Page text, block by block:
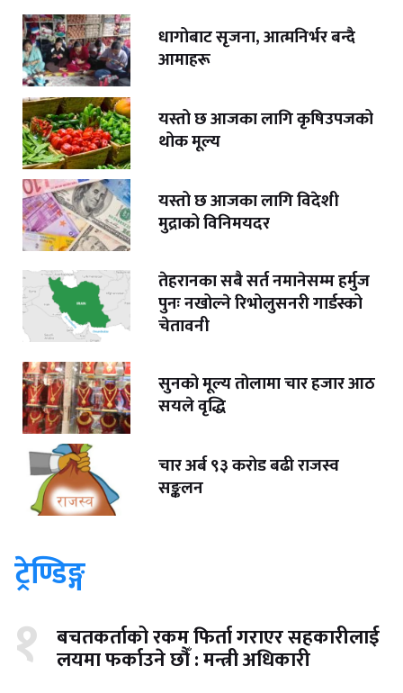
धागोबाट सृजना, आत्मनिर्भर बन्दै
आमाहरू
यस्तो छ आजका लागि कृषिउपजको
थोक मूल्य
यस्तो छ आजका लागि विदेशी
मुद्राको विनिमयदर
तेहरानका सबै सर्त नमानेसम्म हर्मुज
पुनः नखोल्ने रिभोलुसनरी गार्डस्को
चेतावनी
सुनको मूल्य तोलामा चार हजार आठ
सयले वृद्धि
चार अर्ब ९३ करोड बढी राजस्व
सङ्कलन
ट्रेण्डिङ्ग
१ बचतकर्ताको रकम फिर्ता गराएर सहकारीलाई
लयमा फर्काउने छौँ : मन्त्री अधिकारी